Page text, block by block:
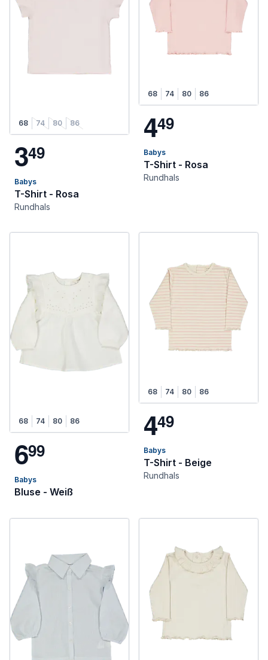
68 74 80 86
349
Babys
T-Shirt - Rosa
Rundhals
68 74 80 86
449
Babys
T-Shirt - Rosa
Rundhals
68 74 80 86
699
Babys
Bluse - Weiß
68 74 80 86
449
Babys
T-Shirt - Beige
Rundhals